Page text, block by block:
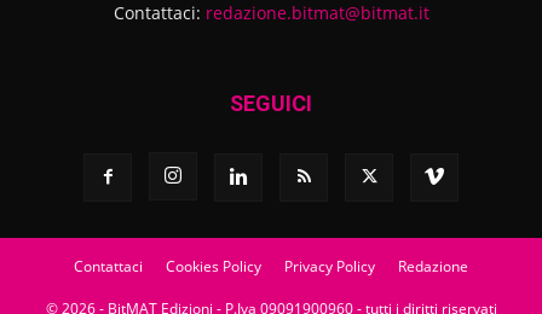
Contattaci: redazione.bitmat@bitmat.it
SEGUICI
Contattaci Cookies Policy Privacy Policy Redazione
© 2026 - BitMAT Edizioni - P.Iva 09091900960 - tutti i diritti riservati